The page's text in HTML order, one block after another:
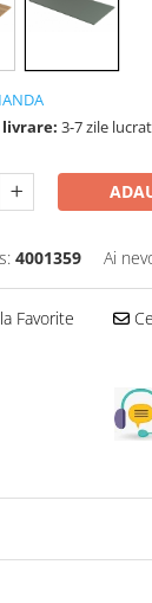
3-7 zile
4001359 Ai
Favorite